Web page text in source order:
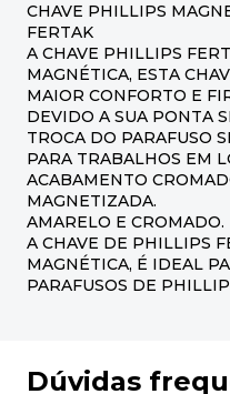
CHAVE PHILLIPS
FERTAK
A CHAVE PHILLIPS
MAGNÉTICA, ESTA
MAIOR CONFORTO E
DEVIDO A SUA PONTA
TROCA DO PARAFUSO
PARA TRABALHOS EM
ACABAMENTO
MAGNETIZADA.
AMARELO E CROMADO.
A CHAVE DE PHILLIPS
MAGNÉTICA, É IDEAL
PARAFUSOS DE
Dúvidas